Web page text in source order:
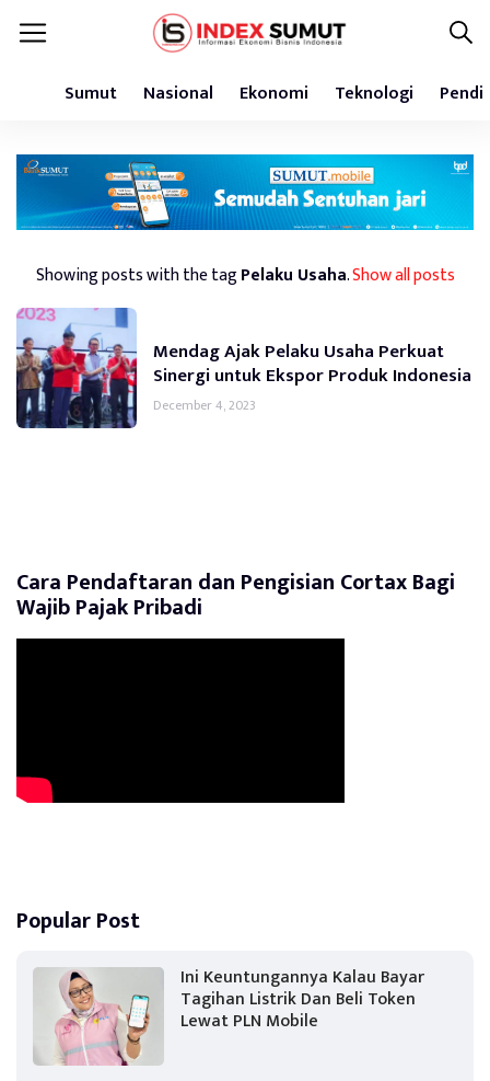
Sumut Nasional Ekonomi Teknologi
Showing posts with the tagPelaku Usaha.Show all posts
Mendag Ajak Pelaku Usaha Perkuat
Sinergi untuk Ekspor Produk Indonesia
December 4, 2023
Cara Pendaftaran dan Pengisian Cortax Bagi
Wajib Pajak Pribadi
Popular Post
Ini Keuntungannya Kalau Bayar
Tagihan Listrik Dan Beli Token
Lewat PLN Mobile